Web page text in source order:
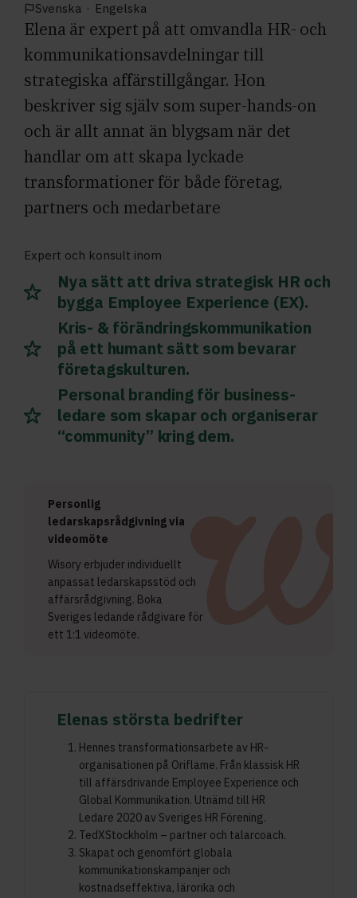
Svenska · Engelska
Elena är expert på att omvandla HR- och
kommunikationsavdelningar till
strategiska affärstillgångar. Hon
beskriver sig själv som super-hands-on
och är allt annat än blygsam när det
handlar om att skapa lyckade
transformationer för både företag,
partners och medarbetare
Expert och konsult inom
Nya sätt att driva strategisk HR och
bygga Employee Experience (EX).
Kris- & förändringskommunikation
på ett humant sätt som bevarar
företagskulturen.
Personal branding för business-
ledare som skapar och organiserar
“community” kring dem.
Personlig
ledarskapsrådgivning via
videomöte
Wisory erbjuder individuellt
anpassat ledarskapsstöd och
affärsrådgivning. Boka
Sveriges ledande rådgivare för
ett 1:1 videomöte.
Elenas största bedrifter
Hennes transformationsarbete av HR-
organisationen på Oriflame. Från klassisk HR
till affärsdrivande Employee Experience och
Global Kommunikation. Utnämd till HR
Ledare 2020 av Sveriges HR Förening.
TedXStockholm – partner och talarcoach.
Skapat och genomfört globala
kommunikationskampanjer och
kostnadseffektiva, lärorika och